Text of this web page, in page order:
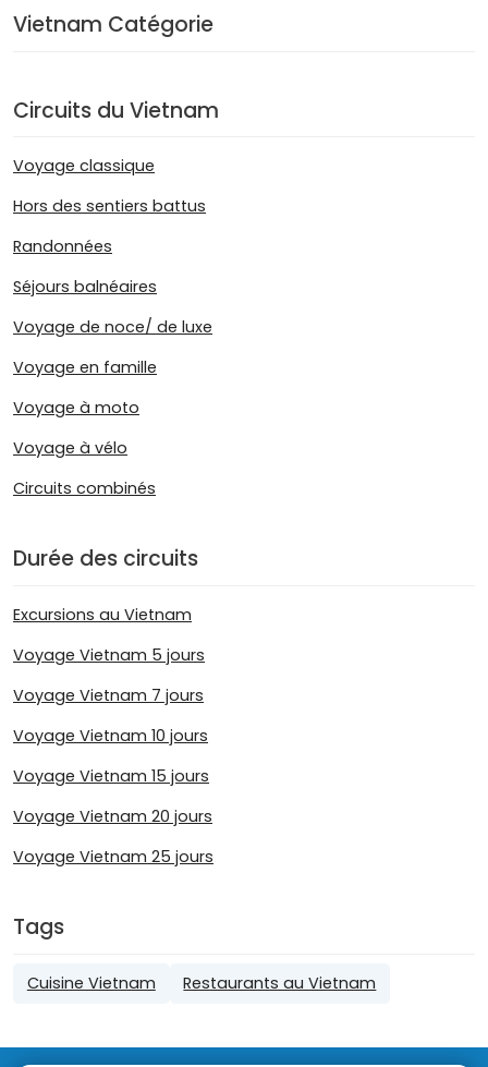
Vietnam Catégorie
Circuits du Vietnam
Voyage classique
Hors des sentiers battus
Randonnées
Séjours balnéaires
Voyage de noce/ de luxe
Voyage en famille
Voyage à moto
Voyage à vélo
Circuits combinés
Durée des circuits
Excursions au Vietnam
Voyage Vietnam 5 jours
Voyage Vietnam 7 jours
Voyage Vietnam 10 jours
Voyage Vietnam 15 jours
Voyage Vietnam 20 jours
Voyage Vietnam 25 jours
Tags
Cuisine Vietnam Restaurants au Vietnam